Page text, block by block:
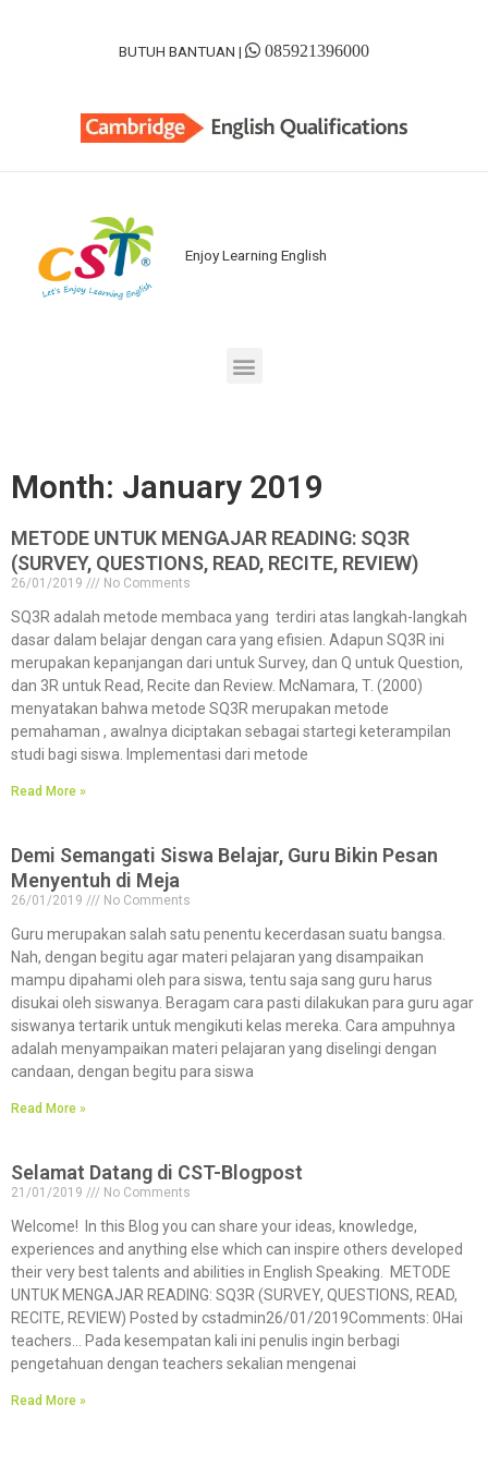
BUTUH BANTUAN | 085921396000
Enjoy Learning English
Month: January 2019
METODE UNTUK MENGAJAR READING: SQ3R
(SURVEY, QUESTIONS, READ, RECITE, REVIEW)
26/01/2019 No Comments
SQ3R adalah metode membaca yang terdiri atas langkah-langkah
dasar dalam belajar dengan cara yang efisien. Adapun SQ3R ini
merupakan kepanjangan dari untuk Survey, dan Q untuk Question,
dan 3R untuk Read, Recite dan Review. McNamara, T. (2000)
menyatakan bahwa metode SQ3R merupakan metode
pemahaman , awalnya diciptakan sebagai startegi keterampilan
studi bagi siswa. Implementasi dari metode
Read More »
Demi Semangati Siswa Belajar, Guru Bikin Pesan
Menyentuh di Meja
26/01/2019 No Comments
Guru merupakan salah satu penentu kecerdasan suatu bangsa.
Nah, dengan begitu agar materi pelajaran yang disampaikan
mampu dipahami oleh para siswa, tentu saja sang guru harus
disukai oleh siswanya. Beragam cara pasti dilakukan para guru agar
siswanya tertarik untuk mengikuti kelas mereka. Cara ampuhnya
adalah menyampaikan materi pelajaran yang diselingi dengan
candaan, dengan begitu para siswa
Read More »
Selamat Datang di CST-Blogpost
21/01/2019 No Comments
Welcome! In this Blog you can share your ideas, knowledge,
experiences and anything else which can inspire others developed
their very best talents and abilities in English Speaking. METODE
UNTUK MENGAJAR READING: SQ3R (SURVEY, QUESTIONS, READ,
RECITE, REVIEW) Posted by cstadmin26/01/2019Comments: 0Hai
teachers… Pada kesempatan kali ini penulis ingin berbagi
pengetahuan dengan teachers sekalian mengenai
Read More »